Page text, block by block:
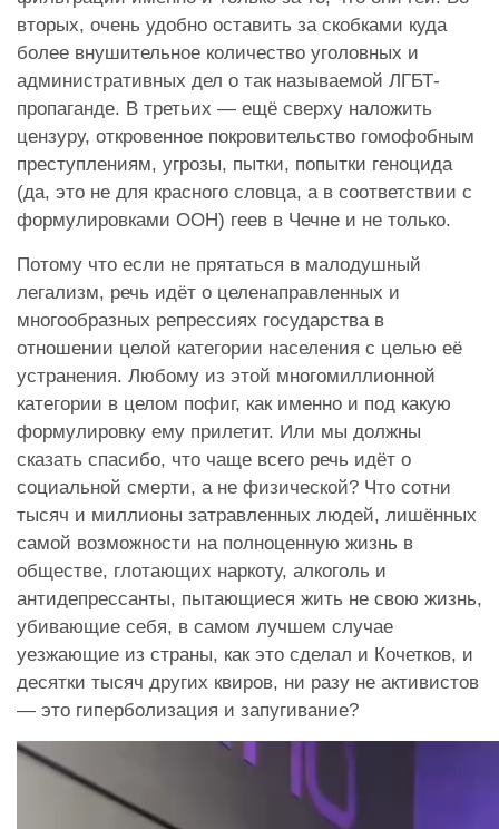
вторых, очень удобно оставить за скобками куда
более внушительное количество уголовных и
административных дел о так называемой ЛГБТ-
пропаганде. В третьих — ещё сверху наложить
цензуру, откровенное покровительство гомофобным
преступлениям, угрозы, пытки, попытки геноцида
(да, это не для красного словца, а в соответствии с
формулировками ООН) геев в Чечне и не только.
Потому что если не прятаться в малодушный
легализм, речь идёт о целенаправленных и
многообразных репрессиях государства в
отношении целой категории населения с целью её
устранения. Любому из этой многомиллионной
категории в целом пофиг, как именно и под какую
формулировку ему прилетит. Или мы должны
сказать спасибо, что чаще всего речь идёт о
социальной смерти, а не физической? Что сотни
тысяч и миллионы затравленных людей, лишённых
самой возможности на полноценную жизнь в
обществе, глотающих наркоту, алкоголь и
антидепрессанты, пытающиеся жить не свою жизнь,
убивающие себя, в самом лучшем случае
уезжающие из страны, как это сделал и Кочетков, и
десятки тысяч других квиров, ни разу не активистов
— это гиперболизация и запугивание?